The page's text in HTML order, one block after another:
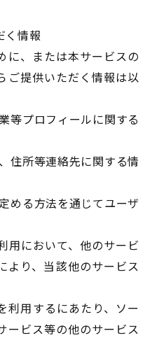
く情報
に、または本サービスの
ご提供いただく情報は以
等プロフィールに関する
住所等連絡先に関する情
める方法を通じてユーザ
用において、他のサービ
より、当該他のサービス
利用するにあたり、ソー
ービス等の他のサービス